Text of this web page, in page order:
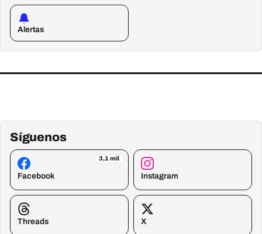
Alertas
Síguenos
3,1 mil
Facebook Instagram
Threads X